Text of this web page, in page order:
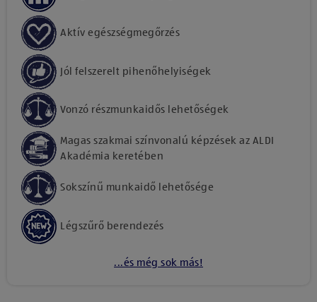
Aktív egészségmegőrzés
Jól felszerelt pihenőhelyiségek
Vonzó részmunkaidős lehetőségek
Magas szakmai színvonalú képzések az ALDI
Akadémia keretében
Sokszínű munkaidő lehetősége
Légszűrő berendezés
...és még sok más!